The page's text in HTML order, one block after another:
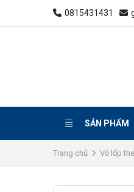
0815431431
SẢN PHẨM
Trang chủ Vỏ lốp